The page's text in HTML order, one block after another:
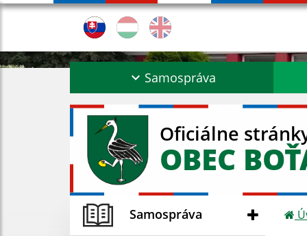
Samospráva
Oficiálne
OBEC
Samospráva